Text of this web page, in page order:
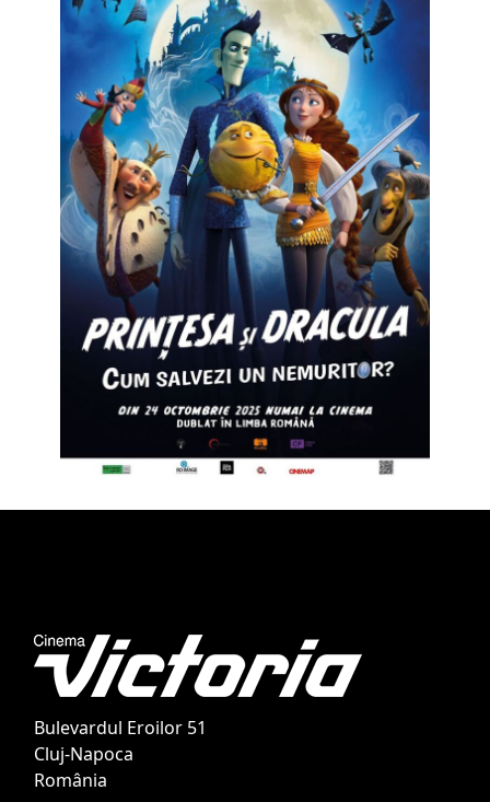
Bulevardul Eroilor 51
Cluj-Napoca
România